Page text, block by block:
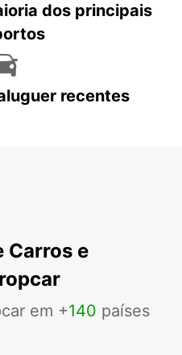
dos principais
recentes
Carros e
em +140 países